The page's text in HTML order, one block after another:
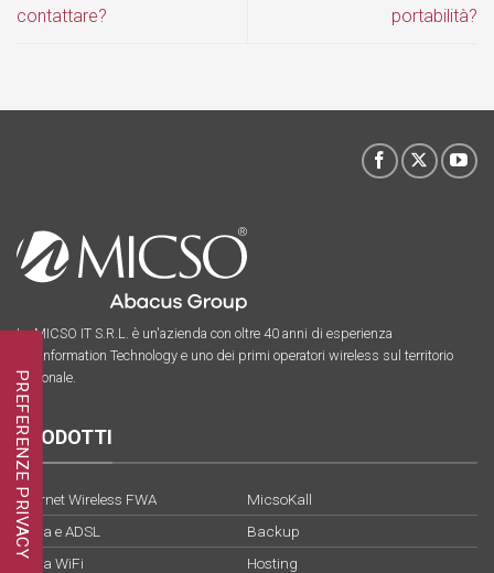
contattare?
portabilità?
La MICSO IT S.R.L. è un'azienda con oltre 40 anni di esperienza
nell’Information Technology e uno dei primi operatori wireless sul territorio
nazionale.
PRODOTTI
Internet Wireless FWA
Fibra e ADSL
Fibra WiFi
MicsoKall
Backup
Hosting